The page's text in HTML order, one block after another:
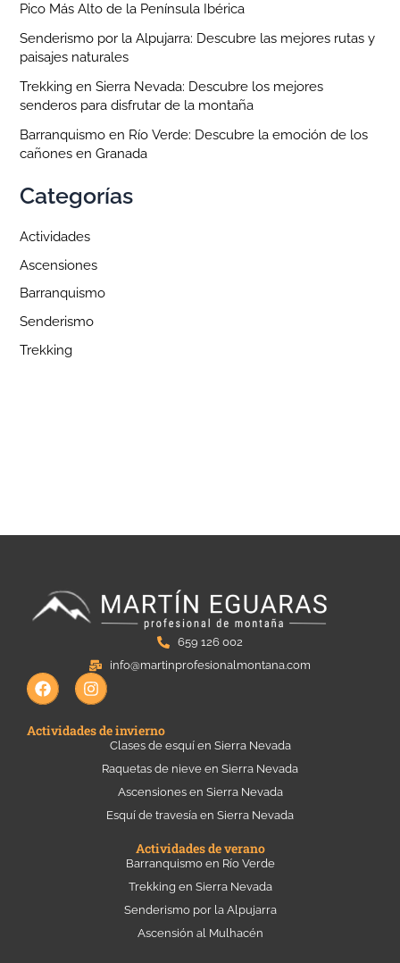
Pico Más Alto de la Península Ibérica
Senderismo por la Alpujarra: Descubre las mejores rutas y
paisajes naturales
Trekking en Sierra Nevada: Descubre los mejores
senderos para disfrutar de la montaña
Barranquismo en Río Verde: Descubre la emoción de los
cañones en Granada
Categorías
Actividades
Ascensiones
Barranquismo
Senderismo
Trekking
659 126 002
info@martinprofesionalmontana.com
F
a
e
I
n
t
Actividades de invierno
Clases de esquí en Sierra Nevada
Raquetas de nieve en Sierra Nevada
Ascensiones en Sierra Nevada
Esquí de travesía en Sierra Nevada
Actividades de verano
Barranquismo en Río Verde
Trekking en Sierra Nevada
Senderismo por la Alpujarra
Ascensión al Mulhacén